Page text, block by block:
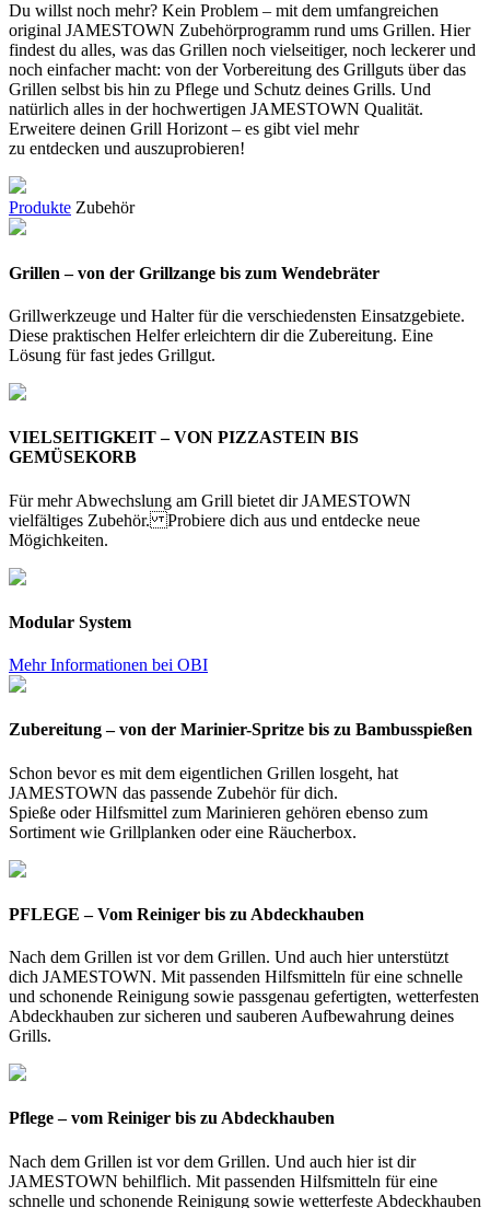
Du willst noch mehr? Kein Problem – mit dem umfangreichen
original JAMESTOWN Zubehörprogramm rund ums Grillen. Hier
findest du alles, was das Grillen noch vielseitiger, noch leckerer und
noch einfacher macht: von der Vorbereitung des Grillguts über das
Grillen selbst bis hin zu Pflege und Schutz deines Grills. Und
natürlich alles in der hochwertigen JAMESTOWN Qualität.
Erweitere deinen Grill Horizont – es gibt viel mehr
zu entdecken und auszuprobieren!
Produkte Zubehör
Grillen – von der Grillzange bis zum Wendebräter
Grillwerkzeuge und Halter für die verschiedensten Einsatzgebiete.
Diese praktischen Helfer erleichtern dir die Zubereitung. Eine
Lösung für fast jedes Grillgut.
VIELSEITIGKEIT – VON PIZZASTEIN BIS
GEMÜSEKORB
Für mehr Abwechslung am Grill bietet dir JAMESTOWN
vielfältiges Zubehör. Probiere dich aus und entdecke neue
Mögichkeiten.
Modular System
Mehr Informationen bei OBI
Zubereitung – von der Marinier-Spritze bis zu Bambusspießen
Schon bevor es mit dem eigentlichen Grillen losgeht, hat
JAMESTOWN das passende Zubehör für dich.
Spieße oder Hilfsmittel zum Marinieren gehören ebenso zum
Sortiment wie Grillplanken oder eine Räucherbox.
PFLEGE – Vom Reiniger bis zu Abdeckhauben
Nach dem Grillen ist vor dem Grillen. Und auch hier unterstützt
dich JAMESTOWN. Mit passenden Hilfsmitteln für eine schnelle
und schonende Reinigung sowie passgenau gefertigten, wetterfesten
Abdeckhauben zur sicheren und sauberen Aufbewahrung deines
Grills.
Pflege – vom Reiniger bis zu Abdeckhauben
Nach dem Grillen ist vor dem Grillen. Und auch hier ist dir
JAMESTOWN behilflich. Mit passenden Hilfsmitteln für eine
schnelle und schonende Reinigung sowie wetterfeste Abdeckhauben